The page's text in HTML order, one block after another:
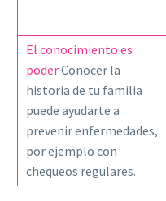
El conocimiento es
poderConocer la
historia de tu familia
puede ayudarte a
prevenir enfermedades,
por ejemplo con
chequeos regulares.